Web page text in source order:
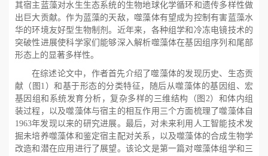
其宿主蓝藻对水生生态系统的生物地球化学循环和遗传多样性做
出巨大贡献。作为蓝藻的天敌，噬藻体有望成为控制有害蓝藻水
华的环境友好型生物制剂。近年来，各种组学和冷冻电镜技术的
突破性进展使科学家们能够深入解析噬藻体在基因组序列和尾部
形态上的显著多样性。
在综述论文中，作者首先介绍了噬藻体的发现历史、生态贡
献（图 1）和基于形态的分类特征，随后从噬藻体的基因组、宏
基因组和系统发育分析，复杂多样的三维结构（图 2）和体内组
装过程，以及噬藻体与宿主的相互作用三个方面梳理了噬藻体自
1963年发现以来的研究进展。最后，对未来利用人工智能技术发
掘未培养噬藻体和鉴定宿主配对关系，以及噬藻体的合成生物学
改造和潜在应用进行了展望。该论文是第一篇对噬藻体组学和三